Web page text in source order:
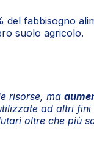
del fabbisogno
suolo agricolo.
risorse, ma
ad altri
oltre che più